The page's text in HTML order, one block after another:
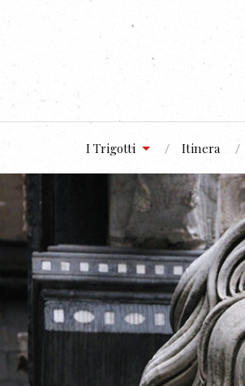
I Trigotti Itinera